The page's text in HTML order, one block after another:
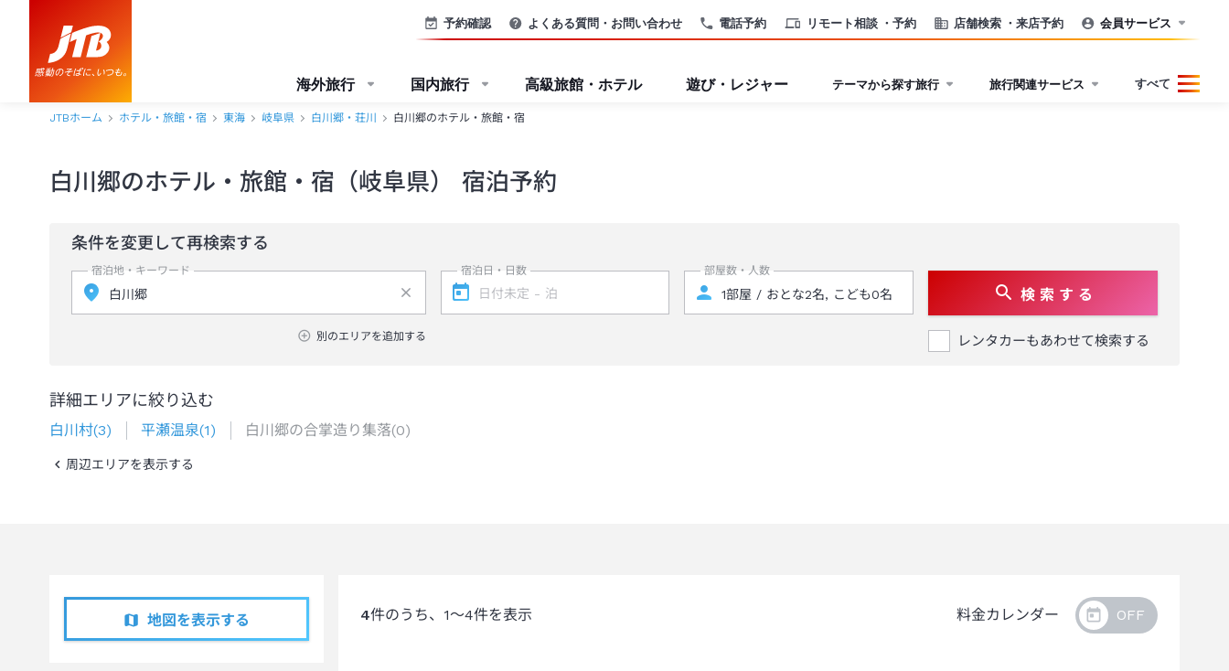
電話予約 リモート相談 ・予約 店舗検索 ・来店予約
予約確認 よくある質問・お問い合わせ 会員サービス
海外旅行 国内旅行 高級旅館・ホテル 遊び・レジャー テーマから探す旅行 旅行関連サービス すべて
JTBホーム ホテル・旅館・宿 東海 岐阜県 白川郷・荘川 白川郷のホテル・旅館・宿
白川郷のホテル・旅館・宿（岐阜県） 宿泊予約
条件を変更して再検索する
宿泊地・キーワード
別のエリアを追加する
宿泊日・日数 部屋数・人数
検 索 す る
レンタカーもあわせて検索する
詳細エリアに絞り込む
白川村(3) 平瀬温泉(1) 白川郷の合掌造り集落(0)
周辺エリアを表示する
地図を表示する 4件のうち、 1～4件を表示 料金カレンダー